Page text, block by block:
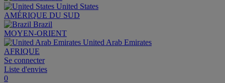
United States
AMÉRIQUE DU SUD
Brazil
MOYEN-ORIENT
United Arab Emirates
AFRIQUE
Se connecter
Liste d'envies
0